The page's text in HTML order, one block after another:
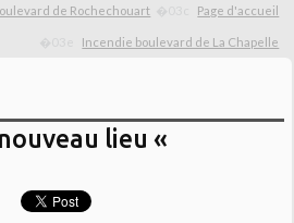
de Rochechouart Page d'accueil
Incendie boulevard de La Chapelle
lieu «